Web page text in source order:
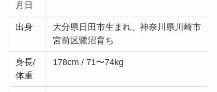
月日
出身
大分県日田市生まれ、神奈川県川崎市
宮前区鷺沼育ち
身長/
体重
178cm / 71〜74kg